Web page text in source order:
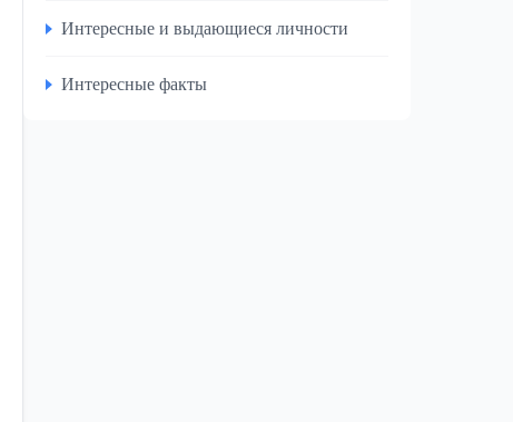
Интересные и выдающиеся личности
Интересные факты